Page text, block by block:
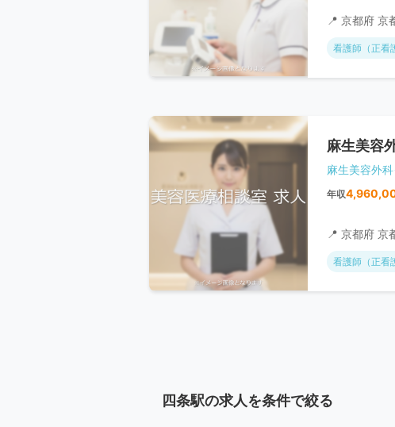
📍 京都府 京
看護師（正看
麻生美容
麻生美容外
年収
📍 京都府 京
看護師（正看
四条駅の求人を条件で絞る